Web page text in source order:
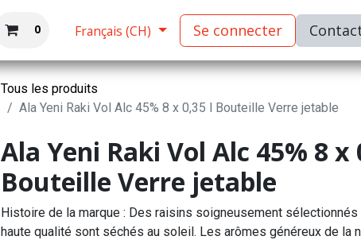
0 Français (CH) Se connecter
Tous les produits
Ala Yeni Raki Vol Alc 45% 8 x 0,35 l Bouteille Verre jetable
Ala Yeni Raki Vol Alc 45% 8 x
Bouteille Verre jetable
Histoire de la marque : Des raisins soigneusement
haute qualité sont séchés au soleil. Les arômes généreux de la